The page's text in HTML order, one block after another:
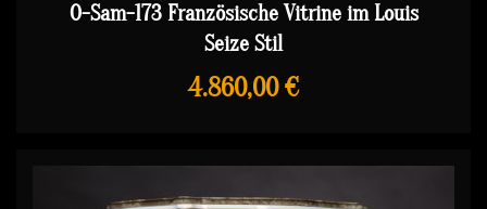
O-Sam-173 Französische Vitrine im Louis
Seize Stil
4.860,00 €